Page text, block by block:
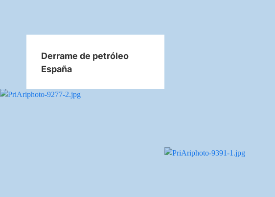
Derrame de petróleo
España